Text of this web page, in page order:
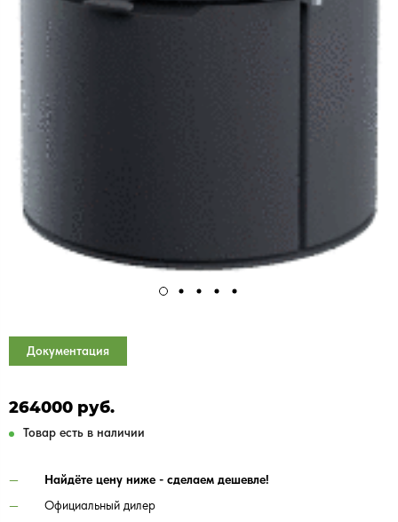
Документация
264000 руб.
Товар есть в наличии
Найдёте цену ниже - сделаем дешевле!
Официальный дилер